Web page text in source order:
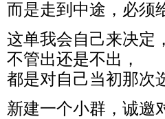
而是走到中途，必须
这单我会自己来决定，
不管出还是不出，
都是对自己当初那次
新建一个小群，诚邀